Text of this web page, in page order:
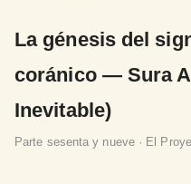
La génesis del
coránico — Sura
Inevitable)
Parte sesenta y nueve · El